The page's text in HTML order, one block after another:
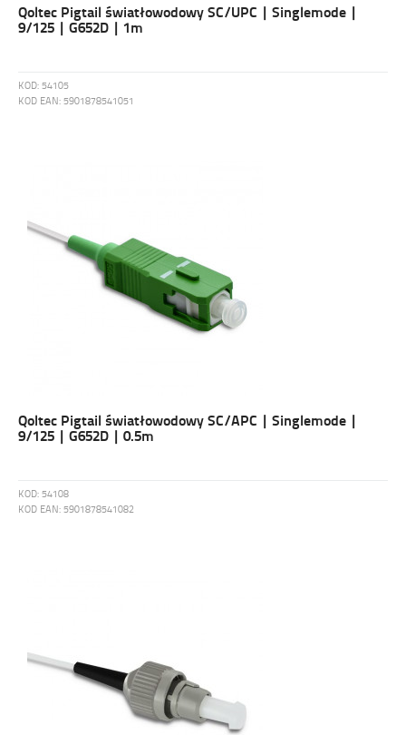
Qoltec Pigtail światłowodowy SC/UPC | Singlemode |
9/125 | G652D | 1m
KOD: 54105
KOD EAN: 5901878541051
Qoltec Pigtail światłowodowy SC/APC | Singlemode |
9/125 | G652D | 0.5m
KOD: 54108
KOD EAN: 5901878541082